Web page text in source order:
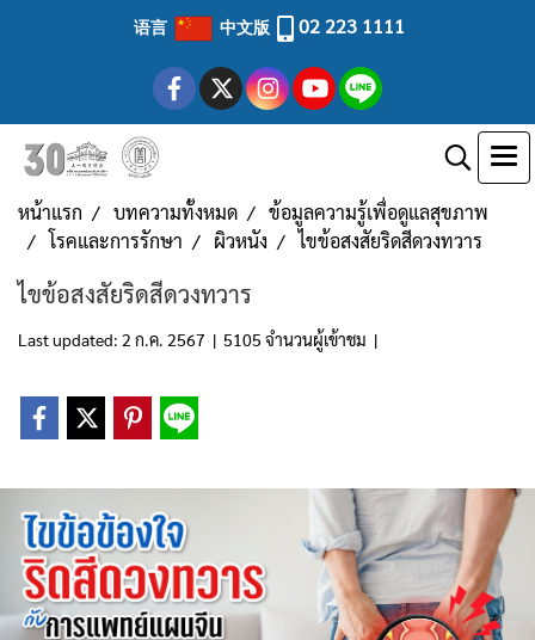
语言 中文版 02 223 1111
หน้าแรก บทความทั้งหมด
ข้อมูลความรู้เพื่อดูแลสุขภาพ
โรคและการรักษา
ผิวหนัง ไขข้อสงสัยริดสีดวงทวาร
ไขข้อสงสัยริดสีดวงทวาร
Last updated: 2 ก.ค. 2567 | 5105 จำนวนผู้เข้าชม |